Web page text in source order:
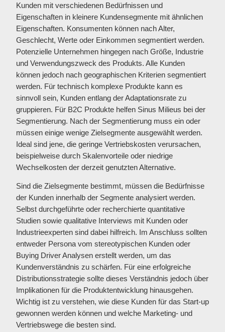
Kunden mit verschiedenen Bedürfnissen und
Eigenschaften in kleinere Kundensegmente mit ähnlichen
Eigenschaften. Konsumenten können nach Alter,
Geschlecht, Werte oder Einkommen segmentiert werden.
Potenzielle Unternehmen hingegen nach Größe, Industrie
und Verwendungszweck des Produkts. Alle Kunden
können jedoch nach geographischen Kriterien segmentiert
werden. Für technisch komplexe Produkte kann es
sinnvoll sein, Kunden entlang der Adaptationsrate zu
gruppieren. Für B2C Produkte helfen Sinus Milieus bei der
Segmentierung. Nach der Segmentierung muss ein oder
müssen einige wenige Zielsegmente ausgewählt werden.
Ideal sind jene, die geringe Vertriebskosten verursachen,
beispielweise durch Skalenvorteile oder niedrige
Wechselkosten der derzeit genutzten Alternative.
Sind die Zielsegmente bestimmt, müssen die Bedürfnisse
der Kunden innerhalb der Segmente analysiert werden.
Selbst durchgeführte oder recherchierte quantitative
Studien sowie qualitative Interviews mit Kunden oder
Industrieexperten sind dabei hilfreich. Im Anschluss sollten
entweder Persona vom stereotypischen Kunden oder
Buying Driver Analysen erstellt werden, um das
Kundenverständnis zu schärfen. Für eine erfolgreiche
Distributionsstrategie sollte dieses Verständnis jedoch über
Implikationen für die Produktentwicklung hinausgehen.
Wichtig ist zu verstehen, wie diese Kunden für das Start-up
gewonnen werden können und welche Marketing- und
Vertriebswege die besten sind.